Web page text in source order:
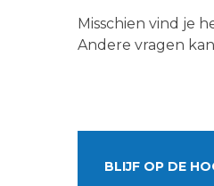
Misschien vind je
Andere vragen
BLIJF OP DE